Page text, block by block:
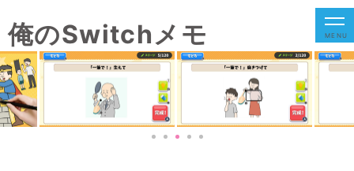
俺のSwitchメモ MENU